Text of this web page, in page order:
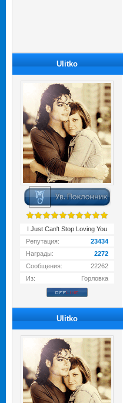
Ulitko
I Just Can't Stop Loving You
Репутация:
23434
Награды:
2272
Сообщения:
22262
Из:
Горловка
Ulitko